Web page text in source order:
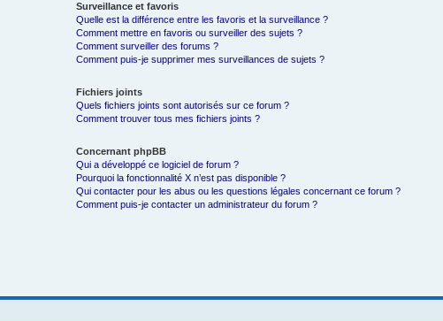
Surveillance et favoris
Quelle est la différence entre les favoris et la surveillance ?
Comment mettre en favoris ou surveiller des sujets ?
Comment surveiller des forums ?
Comment puis-je supprimer mes surveillances de sujets ?
Fichiers joints
Quels fichiers joints sont autorisés sur ce forum ?
Comment trouver tous mes fichiers joints ?
Concernant phpBB
Qui a développé ce logiciel de forum ?
Pourquoi la fonctionnalité X n’est pas disponible ?
Qui contacter pour les abus ou les questions légales concernant ce forum ?
Comment puis-je contacter un administrateur du forum ?